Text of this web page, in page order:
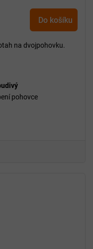
Do košíku
na dvojpohovku.
pohovce